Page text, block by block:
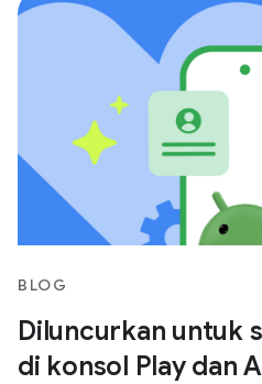
BLOG
Diluncurkan untuk
di konsol Play dan